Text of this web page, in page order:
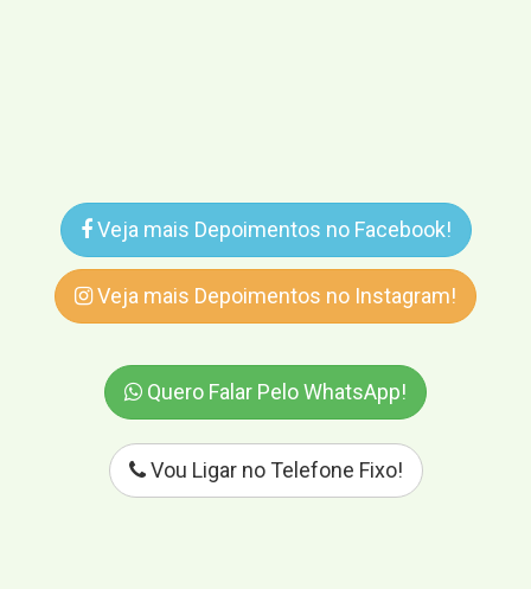
Veja mais Depoimentos no Facebook!
Veja mais Depoimentos no Instagram!
Quero Falar Pelo WhatsApp!
Vou Ligar no Telefone Fixo!